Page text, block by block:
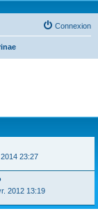
Connexion
23:27
2012 13:19